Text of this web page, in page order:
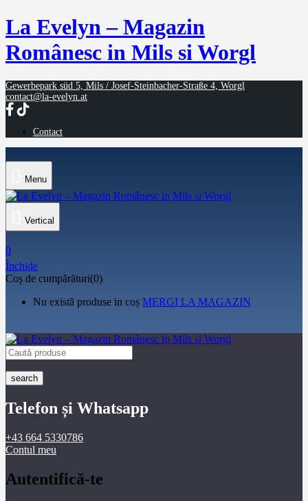
La Evelyn – Magazin
Românesc in Mils si Worgl
Gewerbepark süd 5, Mils / Josef-Steinbacher-Straße 4, Worgl
contact@la-evelyn.at
Contact
Menu
Vertical
0
Închide
Coș de cumpărături(0)
Nu există produse in coș MERGI LA MAGAZIN
search
Telefon și Whatsapp
+43 664 5330786
Contul meu
Autentifică-te